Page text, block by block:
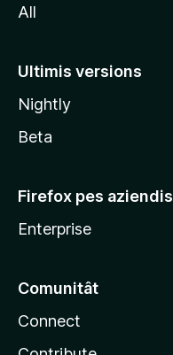
z
l
a
All
Ultimis versions
Nightly
Beta
Firefox pes aziendis
Enterprise
Comunitât
Connect